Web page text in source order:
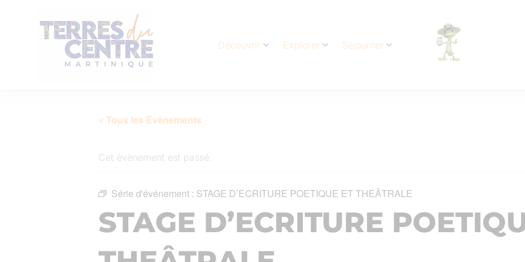
Découvrir Explorer Séjourner
« Tous les Évènements
Cet évènement est passé.
Série d'événement : STAGE D’ECRITURE POETIQUE ET THEÂTRALE
STAGE D’ECRITURE